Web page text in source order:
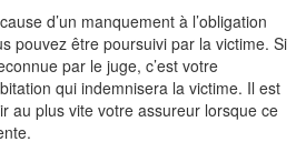
d’un manquement à l’obligation
pouvez être poursuivi par la victime. Si
par le juge, c’est votre
qui indemnisera la victime. Il est
au plus vite votre assureur lorsque ce